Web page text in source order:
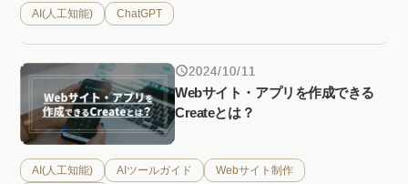
AI(人工知能) ChatGPT
2024/10/11
Webサイト・アプリを作成できる
Createとは？
AI(人工知能) AIツールガイド
Webサイト制作